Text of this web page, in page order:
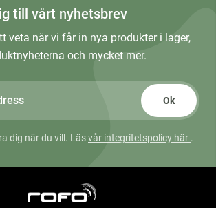
till vårt nyhetsbrev
veta när vi får in nya produkter i lager,
och mycket mer.
Ok
dig när du vill. Läsvår integritetspolicy här .